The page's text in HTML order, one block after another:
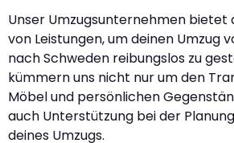
Unser Umzugsunternehmen bietet
von Leistungen, um deinen Umzug
nach Schweden reibungslos zu
kümmern uns nicht nur um den
Möbel und persönlichen
auch Unterstützung bei der
deines Umzugs.